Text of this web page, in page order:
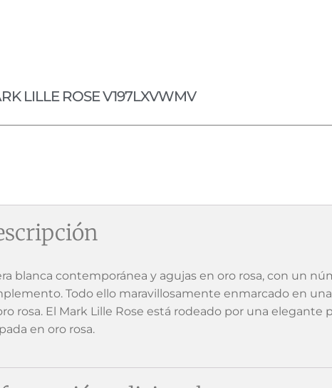
LILLE ROSE V197LXVWMV
blanca contemporánea y agujas en oro rosa, con un
Todo ello maravillosamente enmarcado en
rosa. El Mark Lille Rose está rodeado por una elegante
en oro rosa.